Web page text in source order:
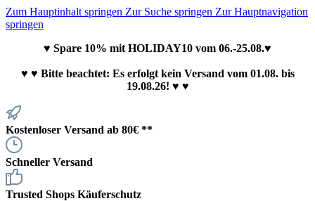
Zum Hauptinhalt springen Zur Suche springen Zur Hauptnavigation
springen
♥ Spare 10% mit HOLIDAY10 vom 06.-25.08.♥
♥ ♥ Bitte beachtet: Es erfolgt kein Versand vom 01.08. bis
19.08.26! ♥ ♥
Kostenloser Versand ab 80€ **
Schneller Versand
Trusted Shops Käuferschutz